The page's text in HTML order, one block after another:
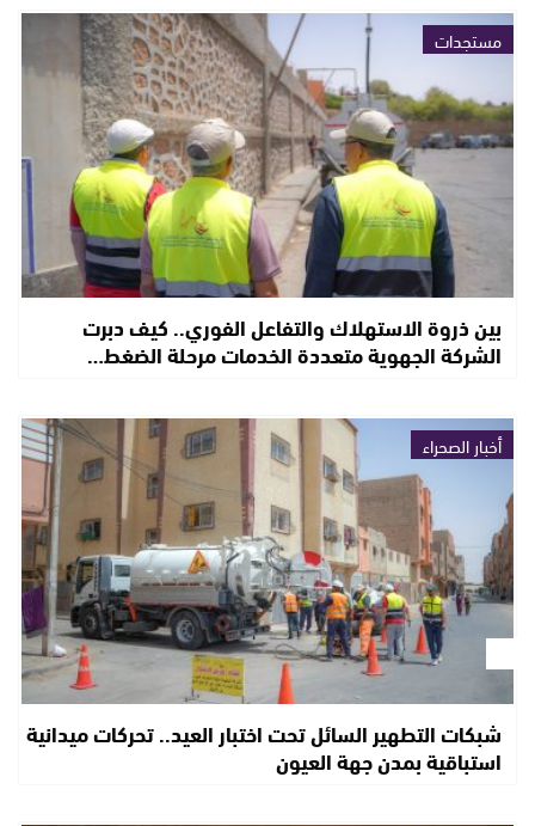
مستجدات
بين ذروة الاستهلاك والتفاعل الفوري.. كيف دبرت
الشركة الجهوية متعددة الخدمات مرحلة الضغط…
أخبار الصحراء
شبكات التطهير السائل تحت اختبار العيد.. تحركات ميدانية
استباقية بمدن جهة العيون